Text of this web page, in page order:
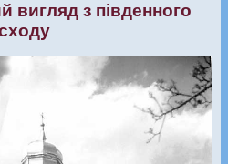
вигляд з південного